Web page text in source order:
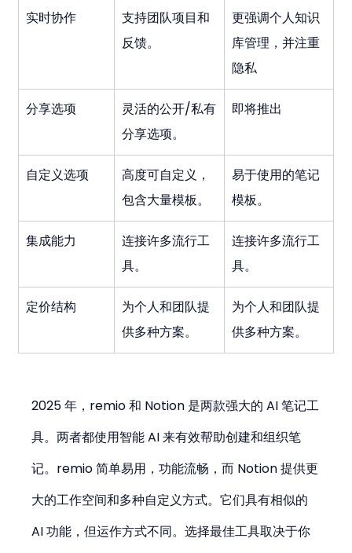
实时协作
支持团队项目和
反馈。
更强调个人知识
库管理，并注重
隐私
分享选项
灵活的公开/私有
分享选项。
即将推出
自定义选项
高度可自定义，
包含大量模板。
易于使用的笔记
模板。
集成能力
连接许多流行工
具。
连接许多流行工
具。
定价结构
为个人和团队提
供多种方案。
为个人和团队提
供多种方案。
2025 年，remio 和 Notion 是两款强大的 AI 笔记工
具。两者都使用智能 AI 来有效帮助创建和组织笔
记。remio 简单易用，功能流畅，而 Notion 提供更
大的工作空间和多种自定义方式。它们具有相似的
AI 功能，但运作方式不同。选择最佳工具取决于你